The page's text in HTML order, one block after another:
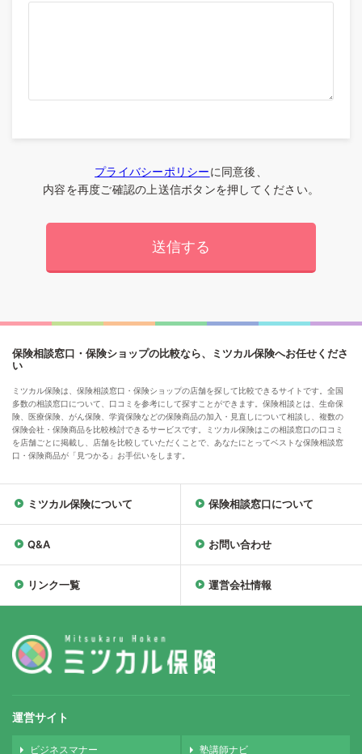
プライバシーポリシーに同意後、
内容を再度ご確認の上送信ボタンを押してください。
保険相談窓口・保険ショップの比較なら、ミツカル保険へお任せくださ
い
ミツカル保険は、保険相談窓口・保険ショップの店舗を探して比較できるサイトです。全国
多数の相談窓口について、口コミを参考にして探すことができます。保険相談とは、生命保
険、医療保険、がん保険、学資保険などの保険商品の加入・見直しについて相談し、複数の
保険会社・保険商品を比較検討できるサービスです。ミツカル保険はこの相談窓口の口コミ
を店舗ごとに掲載し、店舗を比較していただくことで、あなたにとってベストな保険相談窓
口・保険商品が「見つかる」お手伝いをします。
ミツカル保険について 保険相談窓口について
Q&A お問い合わせ
リンク一覧 運営会社情報
運営サイト
ビジネスマナー 塾講師ナビ